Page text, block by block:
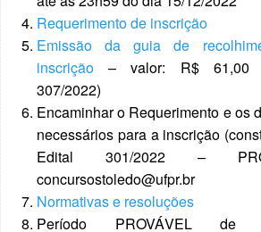
Requerimento de inscrição
Emissão da guia de
inscrição – valor: R$ 61,00
307/2022)
Encaminhar o Requerimento e os
necessários para a inscrição
Edital 301/2022 –
concursostoledo@ufpr.br
Normativas e resoluções
Período PROVÁVEL de